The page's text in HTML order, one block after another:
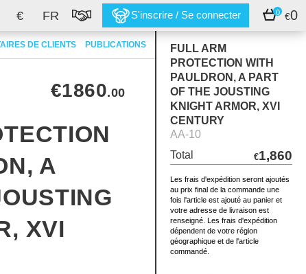
€ FR S'inscrire / Se connecter 0 €0
a part of the jousting knight armor, XVI century
DE CLIENTS PUBLICATIONS
FULL ARM
PROTECTION WITH
PAULDRON, A PART
OF THE JOUSTING
KNIGHT ARMOR, XVI
CENTURY
AA-10
Total
€1,860
Les frais d'expédition seront ajoutés
au prix final de la commande une
fois l'article est ajouté au panier et
votre adresse de livraison est
renseigné. Les frais d'expédition
dépendent de votre région
géographique et de l'article
commandé.
€1860.00
A
XVI